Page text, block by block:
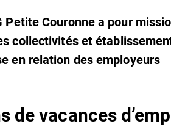
Petite Couronne a pour
collectivités et
en relation des employeurs
de vacances